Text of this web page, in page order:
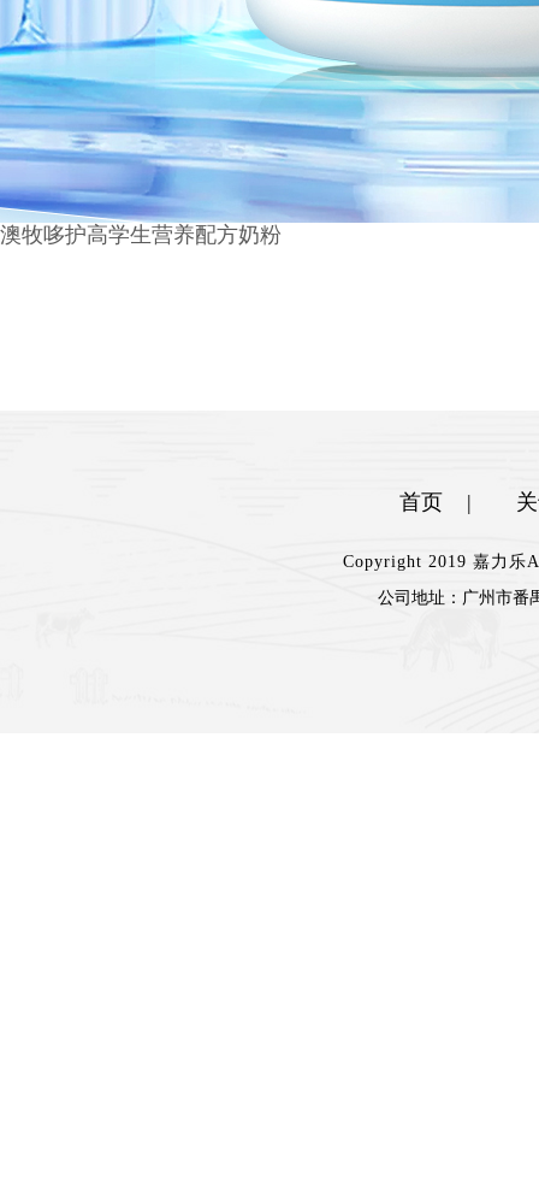
澳牧哆护高学生营养配方奶粉
首页 |
Copyright 2019 嘉力
公司地址： 广州市番